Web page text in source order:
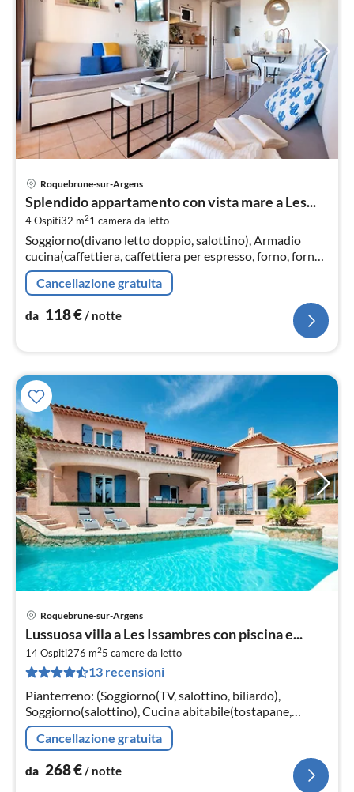
Roquebrune-sur-Argens
Splendido appartamento con vista mare a Les...
4 Ospiti32 m21 camera da letto
Soggiorno(divano letto doppio, salottino), Armadio
cucina(caffettiera, caffettiera per espresso, forno, forno
a microonde, lavastoviglie, ), Camera da letto(letto
matrimoniale)
Cancellazione gratuita
da 118€/ notte
Roquebrune-sur-Argens
Lussuosa villa a Les Issambres con piscina e...
14 Ospiti276 m25 camere da letto
13 recensioni
Pianterreno: (Soggiorno(TV, salottino, biliardo),
Soggiorno(salottino), Cucina abitabile(tostapane,
mobile cucina, caffettiera, forno a microonde combinato,
lavastoviglie, frigorif...
Cancellazione gratuita
da 268€/ notte